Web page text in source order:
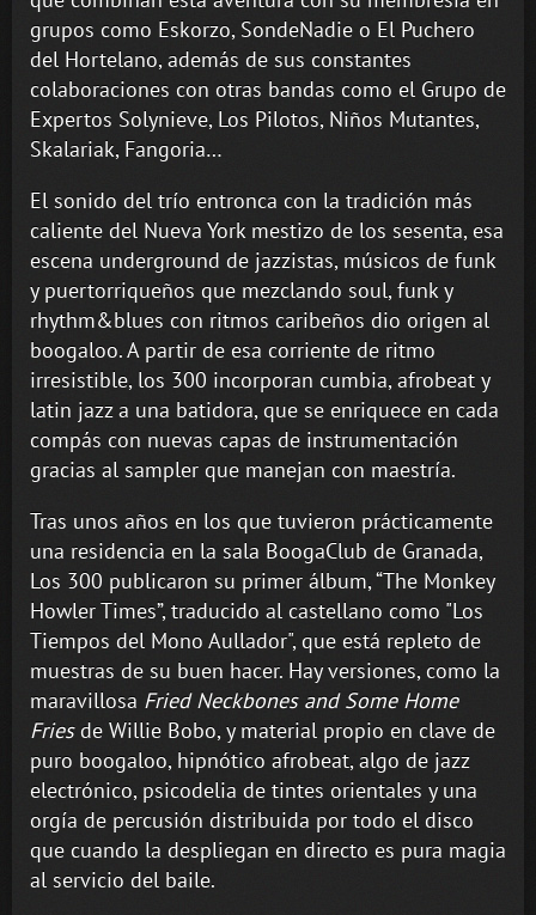
grupos como Eskorzo, SondeNadie o El Puchero
del Hortelano, además de sus constantes
colaboraciones con otras bandas como el Grupo de
Expertos Solynieve, Los Pilotos, Niños Mutantes,
Skalariak, Fangoria…
El sonido del trío entronca con la tradición más
caliente del Nueva York mestizo de los sesenta, esa
escena underground de jazzistas, músicos de funk
y puertorriqueños que mezclando soul, funk y
rhythm&blues con ritmos caribeños dio origen al
boogaloo. A partir de esa corriente de ritmo
irresistible, los 300 incorporan cumbia, afrobeat y
latin jazz a una batidora, que se enriquece en cada
compás con nuevas capas de instrumentación
gracias al sampler que manejan con maestría.
Tras unos años en los que tuvieron prácticamente
una residencia en la sala BoogaClub de Granada,
Los 300 publicaron su primer álbum, “The Monkey
Howler Times”, traducido al castellano como "Los
Tiempos del Mono Aullador", que está repleto de
muestras de su buen hacer. Hay versiones, como la
maravillosa Fried Neckbones and Some Home
Friesde Willie Bobo, y material propio en clave de
puro boogaloo, hipnótico afrobeat, algo de jazz
electrónico, psicodelia de tintes orientales y una
orgía de percusión distribuida por todo el disco
que cuando la despliegan en directo es pura magia
al servicio del baile.